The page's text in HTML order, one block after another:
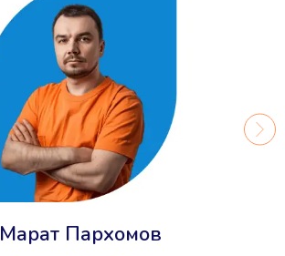
Марат Пархомов